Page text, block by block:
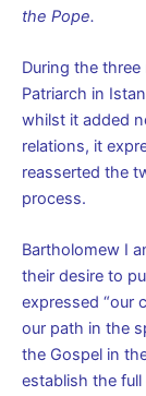
the Pope.
During the
Patriarch in
whilst it added
relations, it
reasserted the
process.
Bartholomew I
their desire to
expressed “our
our path in the
the Gospel in
establish the full